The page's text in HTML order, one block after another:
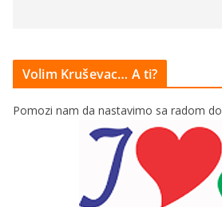
Volim Kruševac… A ti?
Pomozi nam da nastavimo sa radom